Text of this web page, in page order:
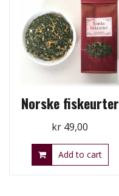
Norske fiskeurter
kr 49,00
Add to cart